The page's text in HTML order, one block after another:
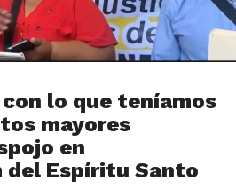
lo que teníamos
mayores
en
del Espíritu Santo